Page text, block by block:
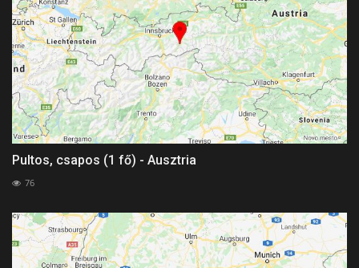
Pultos, csapos (1 fő) - Ausztria
76